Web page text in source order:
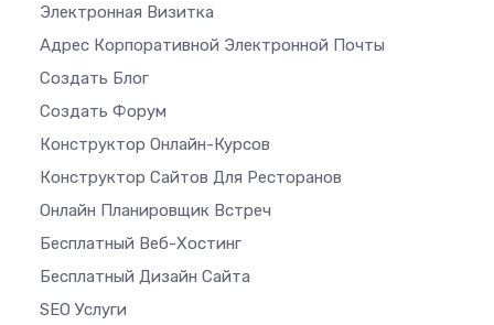
Электронная Визитка
Адрес Корпоративной Электронной Почты
Создать Блог
Создать Форум
Конструктор Онлайн-Курсов
Конструктор Сайтов Для Ресторанов
Онлайн Планировщик Встреч
Бесплатный Веб-Хостинг
Бесплатный Дизайн Сайта
SEO Услуги